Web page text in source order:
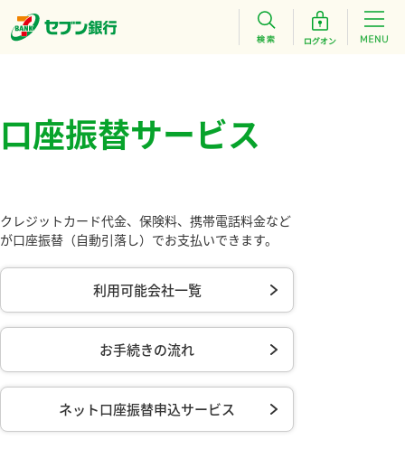
口座振替サービス
クレジットカード代金、保険料、携帯電話料金など
が口座振替（自動引落し）でお支払いできます。
利用可能会社一覧
お手続きの流れ
ネット口座振替申込サービス